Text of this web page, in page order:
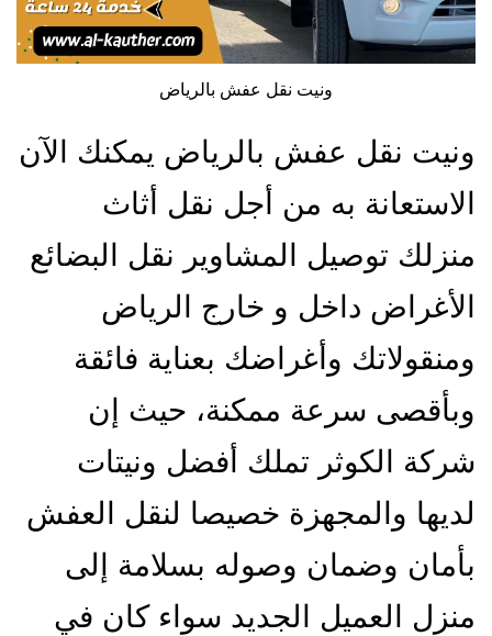
ونيت نقل عفش بالرياض
ونيت نقل عفش بالرياض يمكنك الآن
الاستعانة به من أجل نقل أثاث
منزلك توصيل المشاوير نقل البضائع
الأغراض داخل و خارج الرياض
ومنقولاتك وأغراضك بعناية فائقة
وبأقصى سرعة ممكنة، حيث إن
شركة الكوثر تملك أفضل ونيتات
لديها والمجهزة خصيصا لنقل العفش
بأمان وضمان وصوله بسلامة إلى
منزل العميل الجديد سواء كان في